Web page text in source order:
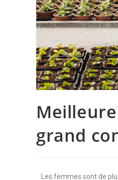
grand
Les femmes sont de